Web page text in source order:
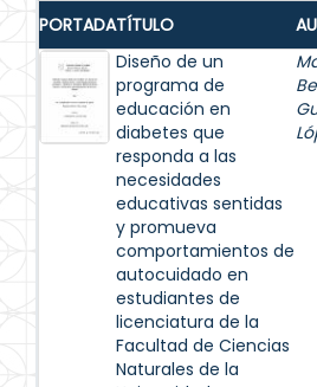
PORTADATÍTULO
Diseño de un
programa de
educación en
diabetes que
responda a las
necesidades
educativas sentidas
y promueva
comportamientos de
autocuidado en
estudiantes de
licenciatura de la
Facultad de Ciencias
Naturales de la